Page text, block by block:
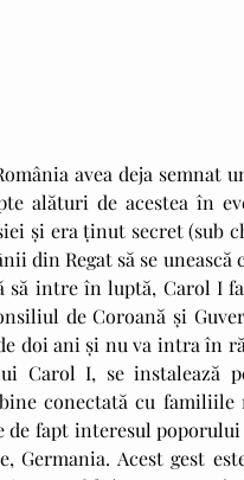
alături de acestea în
și era ținut secret (sub
din Regat să se
intre în luptă, Carol I
de Coroană și
doi ani și nu va intra în
Carol I, se instalează
conectată cu familiile
de fapt interesul
Acest gest